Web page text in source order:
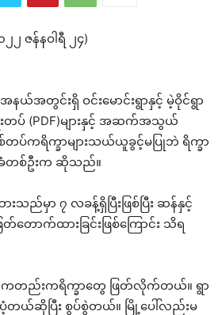
၂ ဇန်နဝါရီ ၂၄)
ယ်အတွင်းရှိ ဝင်းမောင်းရွာနှင့် မဲ့ဝိုင်ရွာ
ပ် (PDF)များနှင့် အဆက်အသွယ်
ကရိက္ခာများသယ်ယူခွင့်မပြုဘဲ ရိက္ခာ
ခံတစ်ဦးက ဆိုသည်။
းသည်မှာ ၇ လခန့်ရှိပြီးဖြစ်ပြီး ဆန်နှင့်
တ်တောက်ထားခြင်းဖြစ်ကြောင်း သိရ
ကတည်းကရိက္ခာတွေ ဖြတ်လိုက်တယ်။ ရွာ
ယ်ဆိုပြီး စွပ်စွဲတယ်။ မြို့ပေါ်လည်းမ